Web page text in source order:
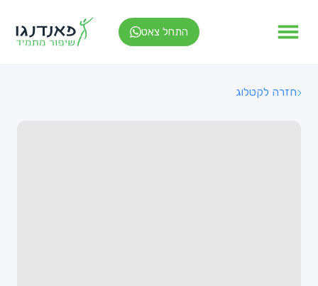
התחל צאט
חזרה לקטלוג